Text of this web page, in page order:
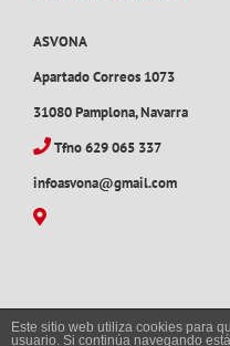
ASVONA
Apartado Correos 1073
31080 Pamplona, Navarra
Tfno 629 065 337
infoasvona@gmail.com
Este sitio web utiliza cookies para
usuario. Si continúa navegando